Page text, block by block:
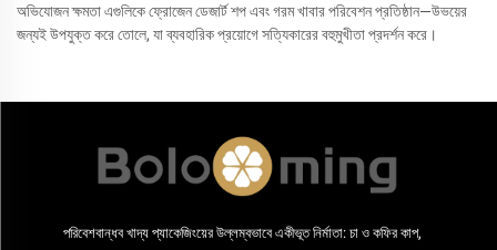
অভিযোজন ক্ষমতা এগুলিকে ফ্রোজেন ডেজার্ট শপ এবং গরম খাবার পরিবেশন প্রতিষ্ঠান—উভয়ের
জন্যই উপযুক্ত করে তোলে, যা ব্যবহারিক প্রয়োগে সত্যিকারের বহুমুখীতা প্রদর্শন করে।
পরিবেশবান্ধব খাদ্য প্যাকেজিংয়ের উল্লম্বভাবে একীভূত নির্মাতা: চা ও কফির কাপ,